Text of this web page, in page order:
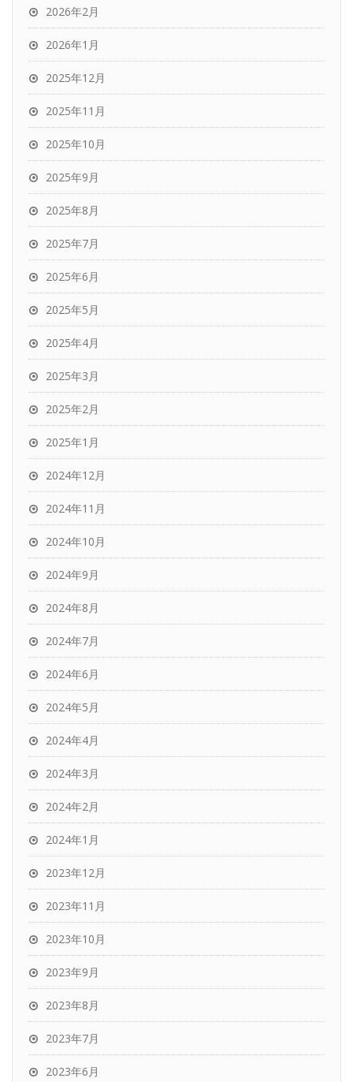
2026年2月
2026年1月
2025年12月
2025年11月
2025年10月
2025年9月
2025年8月
2025年7月
2025年6月
2025年5月
2025年4月
2025年3月
2025年2月
2025年1月
2024年12月
2024年11月
2024年10月
2024年9月
2024年8月
2024年7月
2024年6月
2024年5月
2024年4月
2024年3月
2024年2月
2024年1月
2023年12月
2023年11月
2023年10月
2023年9月
2023年8月
2023年7月
2023年6月